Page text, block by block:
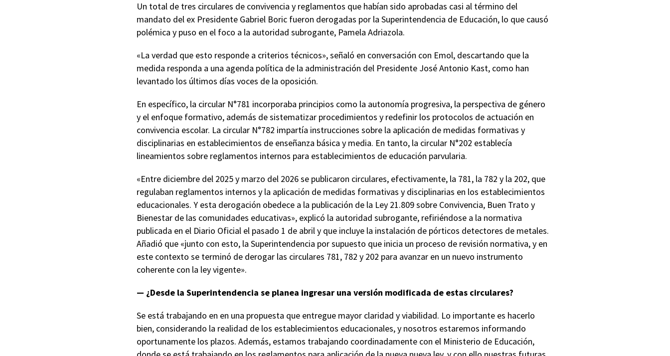
Un total de tres circulares de convivencia y reglamentos que habían sido aprobadas casi al término del
mandato del ex Presidente Gabriel Boric fueron derogadas por la Superintendencia de Educación, lo que causó
polémica y puso en el foco a la autoridad subrogante, Pamela Adriazola.
«La verdad que esto responde a criterios técnicos», señaló en conversación con Emol, descartando que la
medida responda a una agenda política de la administración del Presidente José Antonio Kast, como han
levantado los últimos días voces de la oposición.
En específico, la circular N°781 incorporaba principios como la autonomía progresiva, la perspectiva de género
y el enfoque formativo, además de sistematizar procedimientos y redefinir los protocolos de actuación en
convivencia escolar. La circular N°782 impartía instrucciones sobre la aplicación de medidas formativas y
disciplinarias en establecimientos de enseñanza básica y media. En tanto, la circular N°202 establecía
lineamientos sobre reglamentos internos para establecimientos de educación parvularia.
«Entre diciembre del 2025 y marzo del 2026 se publicaron circulares, efectivamente, la 781, la 782 y la 202, que
regulaban reglamentos internos y la aplicación de medidas formativas y disciplinarias en los establecimientos
educacionales. Y esta derogación obedece a la publicación de la Ley 21.809 sobre Convivencia, Buen Trato y
Bienestar de las comunidades educativas», explicó la autoridad subrogante, refiriéndose a la normativa
publicada en el Diario Oficial el pasado 1 de abril y que incluye la instalación de pórticos detectores de metales.
Añadió que «junto con esto, la Superintendencia por supuesto que inicia un proceso de revisión normativa, y en
este contexto se terminó de derogar las circulares 781, 782 y 202 para avanzar en un nuevo instrumento
coherente con la ley vigente».
— ¿Desde la Superintendencia se planea ingresar una versión modificada de estas circulares?
Se está trabajando en en una propuesta que entregue mayor claridad y viabilidad. Lo importante es hacerlo
bien, considerando la realidad de los establecimientos educacionales, y nosotros estaremos informando
oportunamente los plazos. Además, estamos trabajando coordinadamente con el Ministerio de Educación,